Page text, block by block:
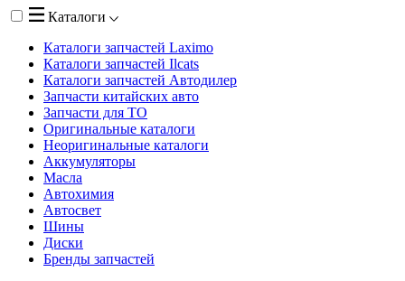
Каталоги
Каталоги запчастей Laximo
Каталоги запчастей Ilcats
Каталоги запчастей Автодилер
Запчасти китайских авто
Запчасти для ТО
Оригинальные каталоги
Неоригинальные каталоги
Аккумуляторы
Масла
Автохимия
Автосвет
Шины
Диски
Бренды запчастей